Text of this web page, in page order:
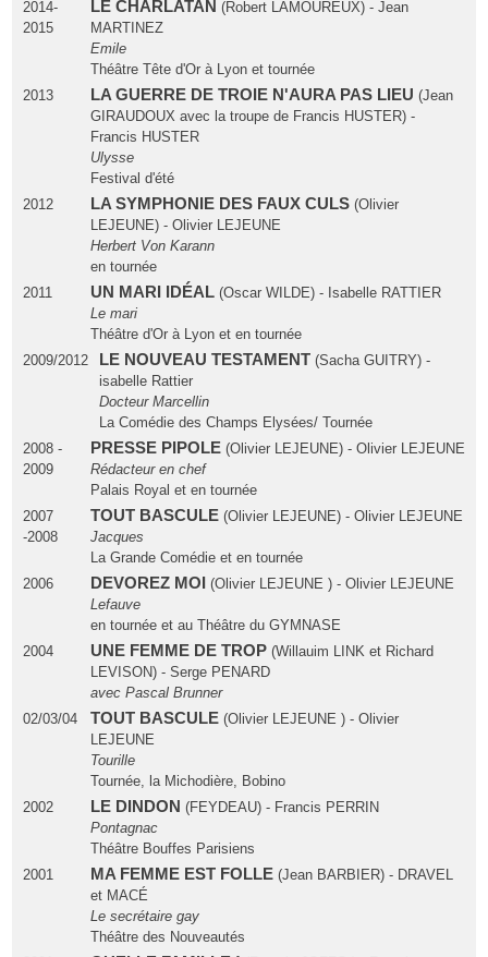
2014-
2015
LE CHARLATAN (Robert LAMOUREUX) - Jean
MARTINEZ
Emile
Théâtre Tête d'Or à Lyon et tournée
2013
LA GUERRE DE TROIE N'AURA PAS LIEU (Jean
GIRAUDOUX avec la troupe de Francis HUSTER) -
Francis HUSTER
Ulysse
Festival d'été
2012
LA SYMPHONIE DES FAUX CULS(Olivier
LEJEUNE) - Olivier LEJEUNE
Herbert Von Karann
en tournée
2011
UN MARI IDÉAL(Oscar WILDE) - Isabelle RATTIER
Le mari
Théâtre d'Or à Lyon et en tournée
2009/2012
LE NOUVEAU TESTAMENT (Sacha GUITRY) -
isabelle Rattier
Docteur Marcellin
La Comédie des Champs Elysées/ Tournée
2008 -
2009
PRESSE PIPOLE(Olivier LEJEUNE) - Olivier LEJEUNE
Rédacteur en chef
Palais Royal et en tournée
2007
-2008
TOUT BASCULE(Olivier LEJEUNE) - Olivier LEJEUNE
Jacques
La Grande Comédie et en tournée
2006
DEVOREZ MOI (Olivier LEJEUNE ) - Olivier LEJEUNE
Lefauve
en tournée et au Théâtre du GYMNASE
2004
UNE FEMME DE TROP (Willauim LINK et Richard
LEVISON) - Serge PENARD
avec Pascal Brunner
02/03/04
TOUT BASCULE (Olivier LEJEUNE ) - Olivier
LEJEUNE
Tourille
Tournée, la Michodière, Bobino
2002
LE DINDON (FEYDEAU) - Francis PERRIN
Pontagnac
Théâtre Bouffes Parisiens
2001
MA FEMME EST FOLLE (Jean BARBIER) - DRAVEL
et MACÉ
Le secrétaire gay
Théâtre des Nouveautés